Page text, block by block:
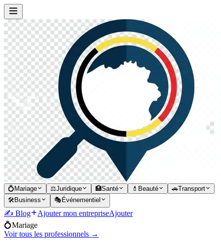
💍 Mariage ⚖️Juridique 🏥Santé 💄 Beauté 🚗Transport
🛠️Business 🎭 Événementiel
✍️ Blog Ajouter mon entrepriseAjouter
💍Mariage
Voir tous les professionnels →